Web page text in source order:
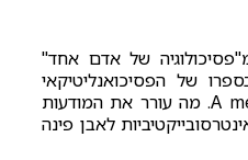
של אדם אחד"
של הפסיכואנליטיקאי
הניו-יורקי לואיס ארון שנקרא במקורו A meeting of minds. מה עורר את המודעות
לאבן פינה